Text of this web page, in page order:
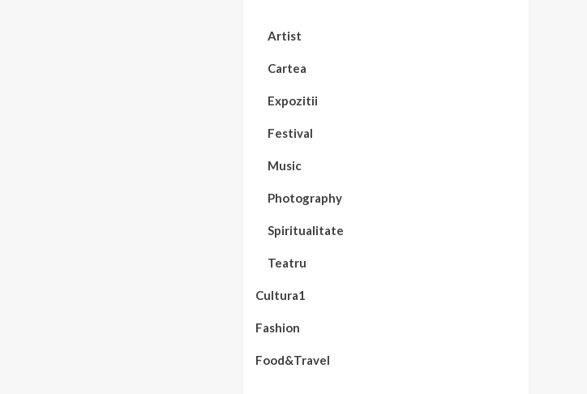
Artist
Cartea
Expozitii
Festival
Music
Photography
Spiritualitate
Teatru
Cultura1
Fashion
Food&Travel